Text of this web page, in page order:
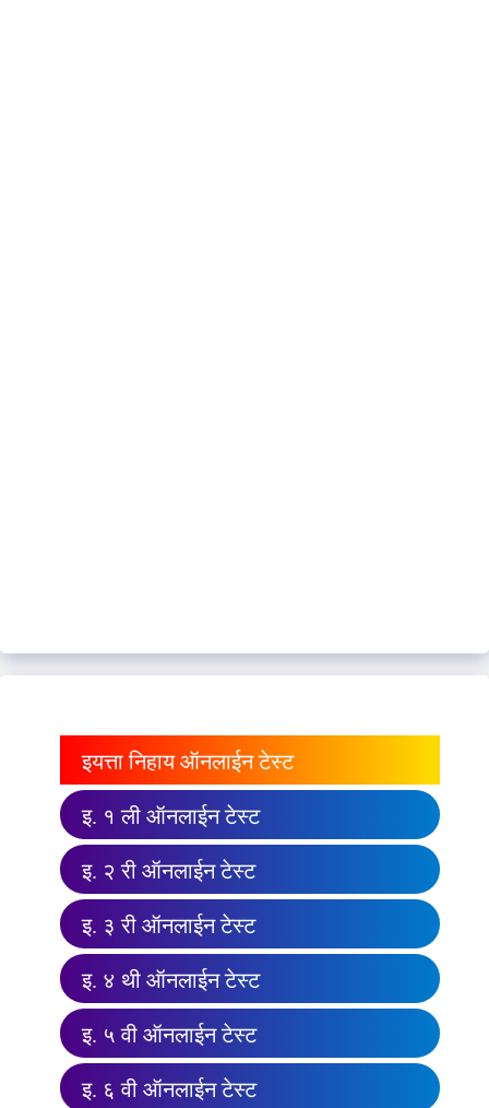
इयत्ता निहाय ऑनलाईन टेस्ट
इ. १ ली ऑनलाईन टेस्ट
इ. २ री ऑनलाईन टेस्ट
इ. ३ री ऑनलाईन टेस्ट
इ. ४ थी ऑनलाईन टेस्ट
इ. ५ वी ऑनलाईन टेस्ट
इ. ६ वी ऑनलाईन टेस्ट